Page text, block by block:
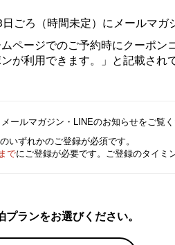
ごろ（時間未定）にメールマガ
ページでのご予約時にクーポン
ンが利用できます。」と記載さ
メールマガジン・LINEのお知らせをご
いずれかのご登録が必須です。
でにご登録が必要です。ご登録のタイミ
プランをお選びください。